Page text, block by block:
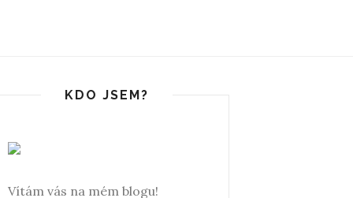
KDO JSEM?
Vítám vás na mém blogu!